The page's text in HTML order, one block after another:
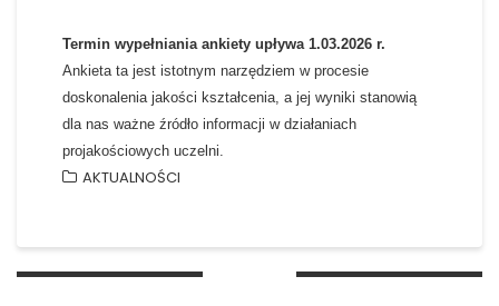
Termin wypełniania ankiety upływa 1.03.2026 r.
Ankieta ta jest istotnym narzędziem w procesie
doskonalenia jakości kształcenia, a jej wyniki stanowią
dla nas ważne źródło informacji w działaniach
projakościowych uczelni.
AKTUALNOŚCI
Nawigacja